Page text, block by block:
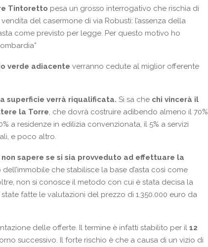
Tintoretto pesa un grosso interrogativo che rischia di
del casermone di via Robusti: l’assenza della
come previsto per legge. Per questo motivo ho
verde adiacente verranno cedute al miglior offerente
superficie verrà riqualificata. Si sa che chi vincerà il
la Torre , che dovrà costruire adibendo almeno il 70%
a residenze in edilizia convenzionata, il 5% a servizi
e poco altro.
non sapere se si sia provveduto ad effettuare la
che stabilisce la base d’asta così come
non si conosce il metodo con cui è stata decisa la
fatte le valutazioni del prezzo di 1.350.000 euro da
delle offerte. Il termine è infatti stabilito per il 12
successivo. Il forte rischio è che a causa di un vizio di